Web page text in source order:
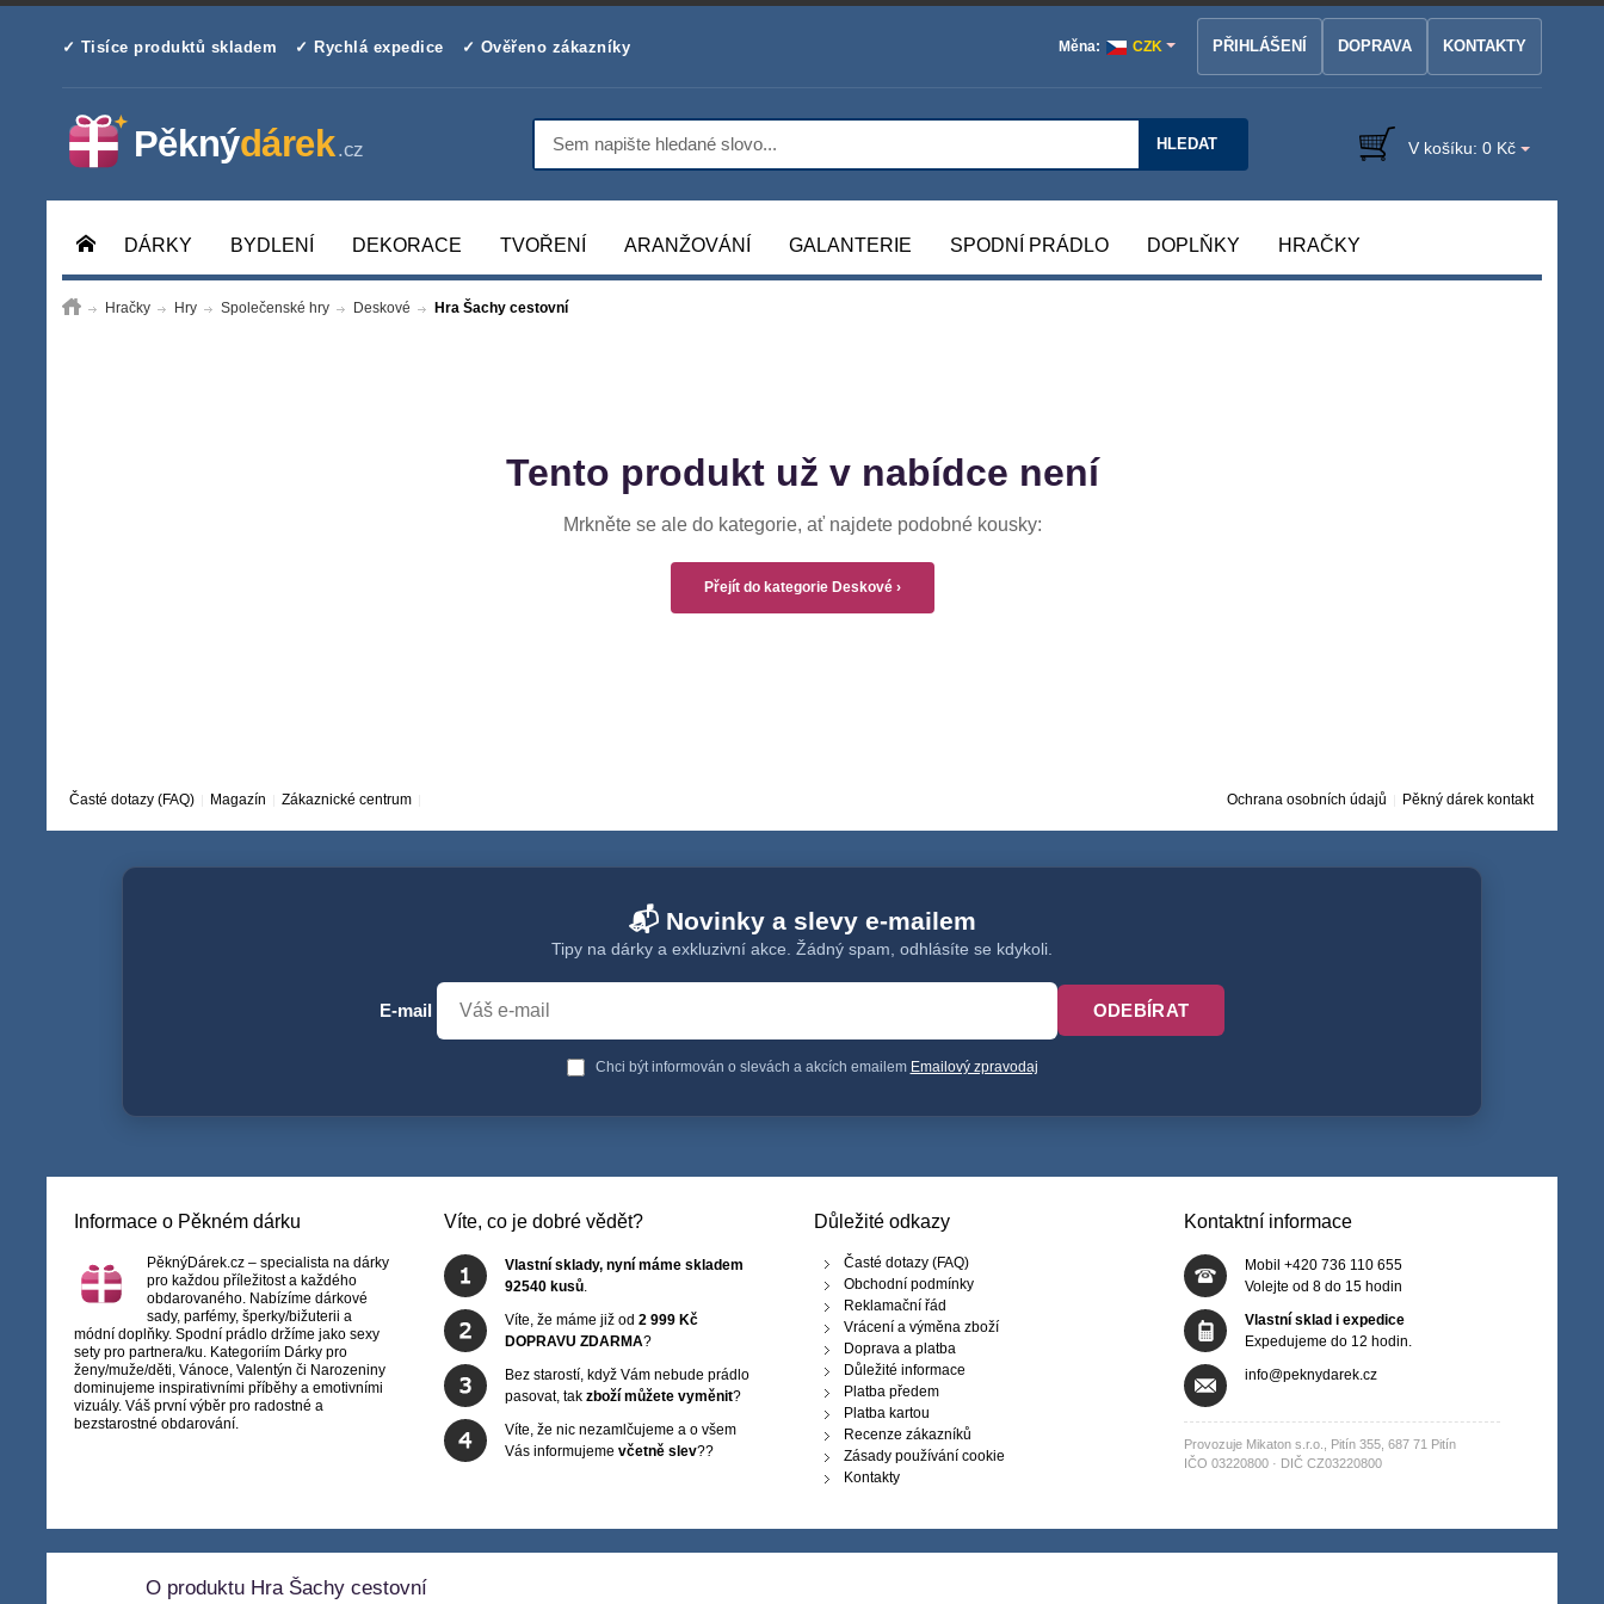
✓ Tisíce produktů skladem ✓ Rychlá expedice ✓ Ověřeno zákazníky Měna: CZK PŘIHLÁŠENÍ DOPRAVA KONTAKTY
HLEDAT V košíku: 0 Kč
DÁRKY BYDLENÍ DEKORACE TVOŘENÍ ARANŽOVÁNÍ GALANTERIE SPODNÍ PRÁDLO DOPLŇKY HRAČKY
Hračky Hry Společenské hry Deskové Hra Šachy cestovní
Tento produkt už v nabídce není
Mrkněte se ale do kategorie, ať najdete podobné kousky:
Přejít do kategorie Deskové ›
Časté dotazy (FAQ) Magazín Zákaznické centrum Ochrana osobních údajů Pěkný dárek kontakt
📬 Novinky a slevy e-mailem
Tipy na dárky a exkluzivní akce. Žádný spam, odhlásíte se kdykoli.
E-mail ODEBÍRAT
Chci být informován o slevách a akcích emailem Emailový zpravodaj
Informace o Pěkném dárku
PěknýDárek.cz – specialista na dárky
pro každou příležitost a každého
obdarovaného. Nabízíme dárkové
sady, parfémy, šperky/bižuterii a
módní doplňky. Spodní prádlo držíme jako sexy
sety pro partnera/ku. Kategoriím Dárky pro
ženy/muže/děti, Vánoce, Valentýn či Narozeniny
dominujeme inspirativními příběhy a emotivními
vizuály. Váš první výběr pro radostné a
bezstarostné obdarování.
Víte, co je dobré vědět?
Vlastní sklady, nyní máme skladem
92540 kusů.
Víte, že máme již od 2 999 Kč
DOPRAVU ZDARMA?
Bez starostí, když Vám nebude prádlo
pasovat, tak zboží můžete vyměnit?
Víte, že nic nezamlčujeme a o všem
Vás informujeme včetně slev??
Důležité odkazy
Časté dotazy (FAQ)
Obchodní podmínky
Reklamační řád
Vrácení a výměna zboží
Doprava a platba
Důležité informace
Platba předem
Platba kartou
Recenze zákazníků
Zásady používání cookie
Kontakty
Kontaktní informace
Mobil +420 736 110 655
Volejte od 8 do 15 hodin
Vlastní sklad i expedice
Expedujeme do 12 hodin.
info@peknydarek.cz
Provozuje Mikaton s.r.o., Pitín 355, 687 71 Pitín
IČO 03220800 · DIČ CZ03220800
O produktu Hra Šachy cestovní